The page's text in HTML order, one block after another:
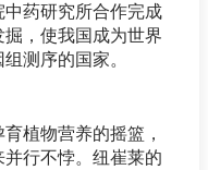
药研究所合作完成
，使我国成为世界
测序的国家。
植物营养的摇篮，
行不悖。纽崔莱的